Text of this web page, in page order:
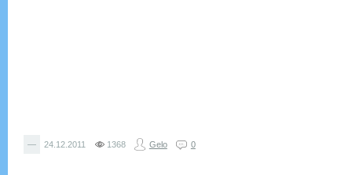
— 24.12.2011 1368 Gelo 0